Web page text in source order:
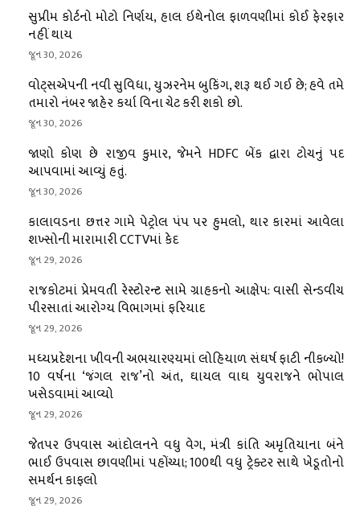
સુપ્રીમ કોર્ટનો મોટો નિર્ણય, હાલ ઇથેનોલ ફાળવણીમાં કોઈ ફેરફાર
નહીં થાય
જૂન 30, 2026
વોટ્સએપની નવી સુવિધા, યુઝરનેમ બુકિંગ, શરૂ થઈ ગઈ છે; હવે તમે
તમારો નંબર જાહેર કર્યા વિના ચેટ કરી શકો છો.
જૂન 30, 2026
જાણો કોણ છે રાજીવ કુમાર, જેમને HDFC બેંક દ્વારા ટોચનું પદ
આપવામાં આવ્યું હતું.
જૂન 30, 2026
કાલાવડના છત્તર ગામે પેટ્રોલ પંપ પર હુમલો, થાર કારમાં આવેલા
શખ્સોની મારામારી CCTVમાં કેદ
જૂન 29, 2026
રાજકોટમાં પ્રેમવતી રેસ્ટોરન્ટ સામે ગ્રાહકનો આક્ષેપ: વાસી સેન્ડવીચ
પીરસાતાં આરોગ્ય વિભાગમાં ફરિયાદ
જૂન 29, 2026
મધ્યપ્રદેશના ખીવની અભયારણ્યમાં લોહિયાળ સંઘર્ષ ફાટી નીકળ્યો!
10 વર્ષના ‘જંગલ રાજ’નો અંત, ઘાયલ વાઘ યુવરાજને ભોપાલ
ખસેડવામાં આવ્યો
જૂન 29, 2026
જેતપર ઉપવાસ આંદોલનને વધુ વેગ, મંત્રી કાંતિ અમૃતિયાના બંને
ભાઈ ઉપવાસ છાવણીમાં પહોંચ્યા; 100થી વધુ ટ્રેક્ટર સાથે ખેડૂતોનો
સમર્થન કાફલો
જૂન 29, 2026